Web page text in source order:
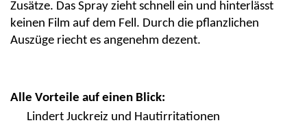
Zusätze. Das Spray zieht schnell ein und hinterlässt
keinen Film auf dem Fell. Durch die pflanzlichen
Auszüge riecht es angenehm dezent.
Alle Vorteile auf einen Blick:
Lindert Juckreiz und Hautirritationen